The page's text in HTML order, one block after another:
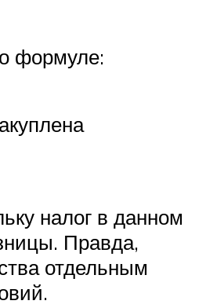
формуле:
налог в данном
Правда,
отдельным